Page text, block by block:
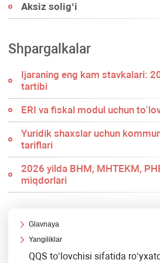
Aksiz soligʻi
Shpargalkalar
Ijaraning eng kam stavkalari:
tartibi
ERI va fiskal modul uchun
Yuridik shaхslar uchun
tariflari
2026 yilda BHM, MHTEKM,
miqdorlari
Glavnaya
Yangiliklar
QQS toʻlovchisi sifatida